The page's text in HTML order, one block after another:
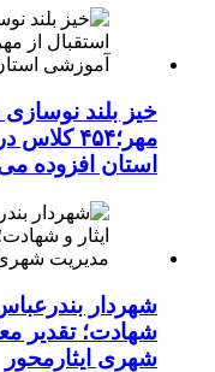
خیز بلند
استان افزوده
شهردار
شهادت؛ تقدیر
شهری ایثارمحور